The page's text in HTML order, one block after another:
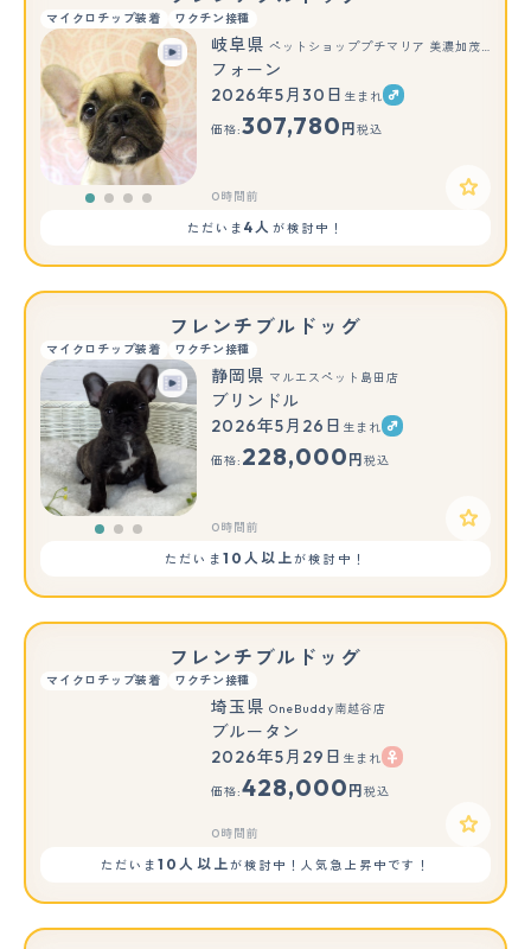
マイクロチップ装着 ワクチン接種
岐阜県 ペットショッププチマリア 美濃加茂店
フォーン
2026年5月30日 生まれ
価格:307,780 円 税込
0時間前
ただいま4人 が検討中！
フレンチブルドッグ
マイクロチップ装着 ワクチン接種
もっと見る
静岡県 マルエスペット島田店
ブリンドル
2026年5月26日 生まれ
価格: 228,000 円 税込
0時間前
ただいま 10人以上が検討中！
フレンチブルドッグ
マイクロチップ装着 ワクチン接種
埼玉県 OneBuddy南越谷店
ブルータン
2026年5月29日 生まれ
価格:428,000 円 税込
0時間前
ただいま10人以上が検討中！人気急上昇中です！